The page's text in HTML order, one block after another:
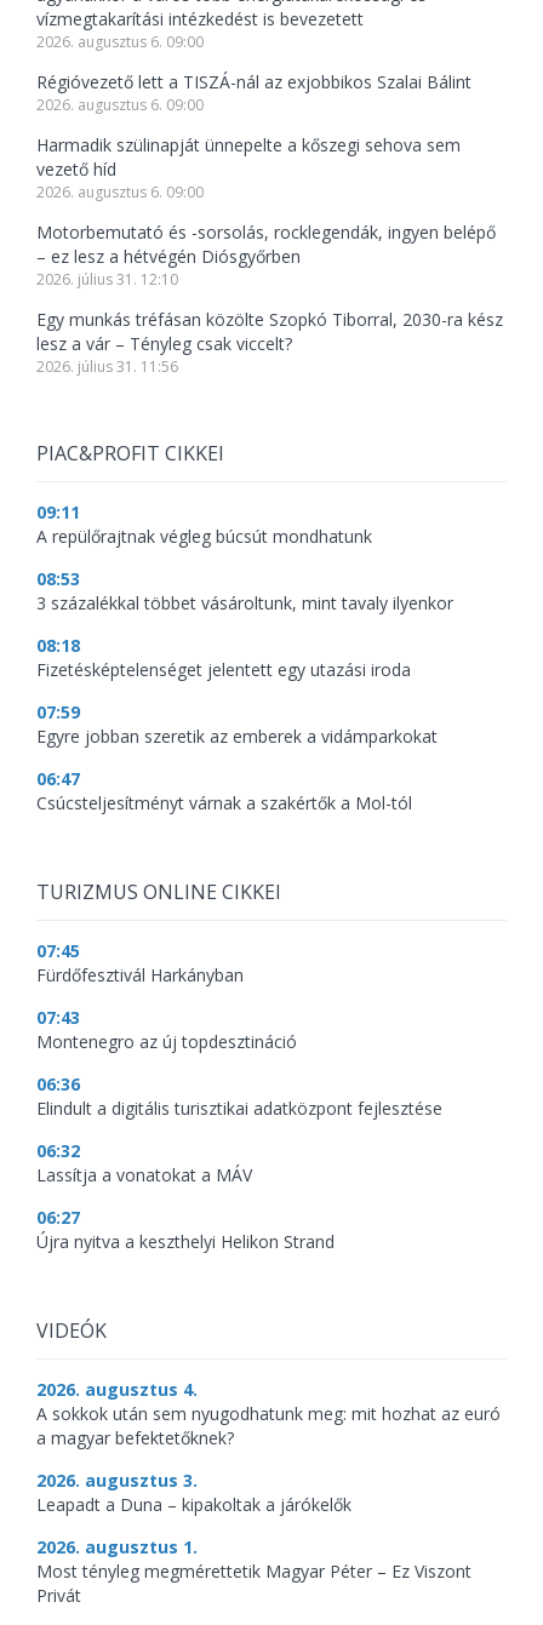
vízmegtakarítási intézkedést is bevezetett
2026. augusztus 6. 09:00
Régióvezető lett a TISZÁ-nál az exjobbikos Szalai Bálint
2026. augusztus 6. 09:00
Harmadik szülinapját ünnepelte a kőszegi sehova sem
vezető híd
2026. augusztus 6. 09:00
Motorbemutató és -sorsolás, rocklegendák, ingyen belépő
– ez lesz a hétvégén Diósgyőrben
2026. július 31. 12:10
Egy munkás tréfásan közölte Szopkó Tiborral, 2030-ra kész
lesz a vár – Tényleg csak viccelt?
2026. július 31. 11:56
PIAC&PROFIT CIKKEI
09:11
A repülőrajtnak végleg búcsút mondhatunk
08:53
3 százalékkal többet vásároltunk, mint tavaly ilyenkor
08:18
Fizetésképtelenséget jelentett egy utazási iroda
07:59
Egyre jobban szeretik az emberek a vidámparkokat
06:47
Csúcsteljesítményt várnak a szakértők a Mol-tól
TURIZMUS ONLINE CIKKEI
07:45
Fürdőfesztivál Harkányban
07:43
Montenegro az új topdesztináció
06:36
Elindult a digitális turisztikai adatközpont fejlesztése
06:32
Lassítja a vonatokat a MÁV
06:27
Újra nyitva a keszthelyi Helikon Strand
VIDEÓK
2026. augusztus 4.
A sokkok után sem nyugodhatunk meg: mit hozhat az euró
a magyar befektetőknek?
2026. augusztus 3.
Leapadt a Duna – kipakoltak a járókelők
2026. augusztus 1.
Most tényleg megmérettetik Magyar Péter – Ez Viszont
Privát